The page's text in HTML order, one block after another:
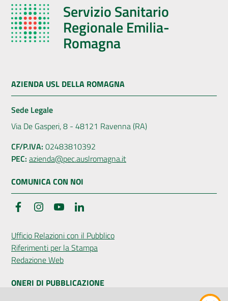
Servizio Sanitario
Regionale Emilia-
Romagna
AZIENDA USL DELLA ROMAGNA
Sede Legale
Via De Gasperi, 8 - 48121 Ravenna (RA)
CF/P.IVA: 02483810392
PEC: azienda@pec.auslromagna.it
COMUNICA CON NOI
FacebookInstagramYouTube
Ufficio Relazioni con il Pubblico
Riferimenti per la Stampa
Redazione Web
ONERI DI PUBBLICAZIONE